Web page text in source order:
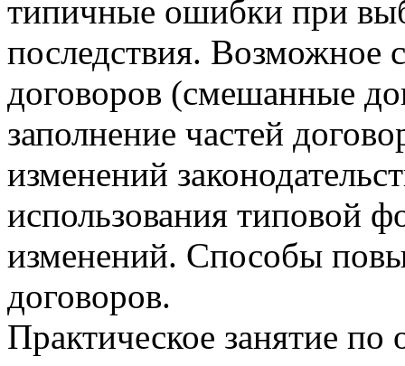
типичные ошибки при
последствия. Возможное
договоров (смешанные
заполнение частей
изменений
использования типовой
изменений. Способы
договоров.
Практическое занятие